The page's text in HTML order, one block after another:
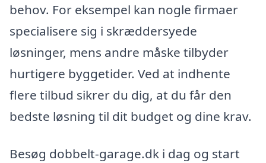
behov. For eksempel kan nogle firmaer
specialisere sig i skræddersyede
løsninger, mens andre måske tilbyder
hurtigere byggetider. Ved at indhente
flere tilbud sikrer du dig, at du får den
bedste løsning til dit budget og dine krav.
Besøg dobbelt-garage.dk i dag og start